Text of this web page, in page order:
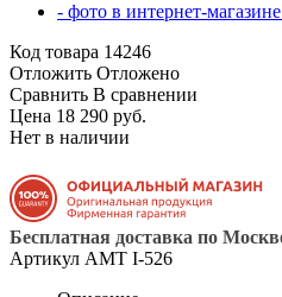
Код товара 14246
Отложить Отложено
Сравнить В сравнении
Цена 18 290 руб.
Нет в наличии
Бесплатная доставка по
Артикул AMT I-526